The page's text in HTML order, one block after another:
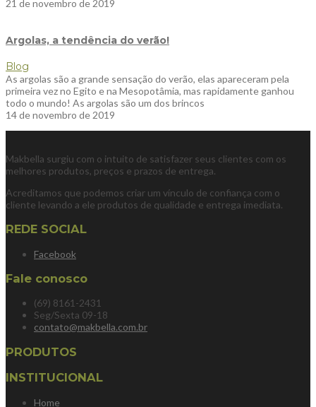
21 de novembro de 2019
Argolas, a tendência do verão!
Blog
As argolas são a grande sensação do verão, elas apareceram pela
primeira vez no Egito e na Mesopotâmia, mas rapidamente ganhou
todo o mundo! As argolas são um dos brincos
14 de novembro de 2019
Makbella surgiu com o intuito de satisfazer seus clientes com os
melhores produtos, preços e prazos de entrega.
Acreditamos que podemos criar um vínculo de confiança com o
cliente levando a ele produtos de qualidade e entrega imediata.
REDE SOCIAL
Facebook
Fale conosco
(69) 8161-2431
Seg/Sexta 09-18
contato@makbella.com.br
PRODUTOS
INSTITUCIONAL
Home